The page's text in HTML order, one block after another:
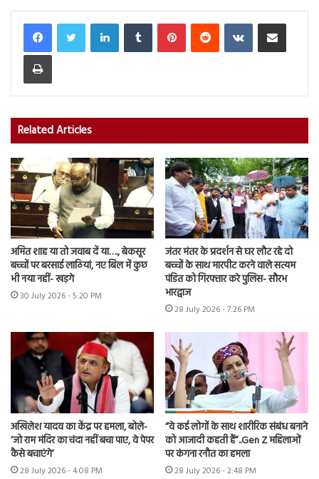
LinkedInTumblr PinterestReddit VKontakteShare via Email
Print
Related Articles
अमित शाह या तो जवाब दें या…., बेकसूर
बच्चों पर बरसाई लाठियां, नए बिल में कुछ
भी नया नहीं- खड़गे
30 July 2026 - 5:20 PM
जंतर मंतर के प्रदर्शन से घर लौट रहे दो
बच्चों के साथ मारपीट करने वाले सत्यम
पंडित को गिरफ्तार करे पुलिस- सौरभ
भारद्वाज
28 July 2026 - 7:26 PM
अखिलेश यादव का केंद्र पर हमला, बोले-
‘जो राम मंदिर का चंदा नहीं बचा पाए, वे पेपर
कैसे बचाएंगे’
28 July 2026 - 4:08 PM
“वे कई लोगों के साथ शारीरिक संबंध बनाने
को आजादी कहती हैं”..Gen Z महिलाओं
पर कंगना रनौत का हमला
28 July 2026 - 2:48 PM